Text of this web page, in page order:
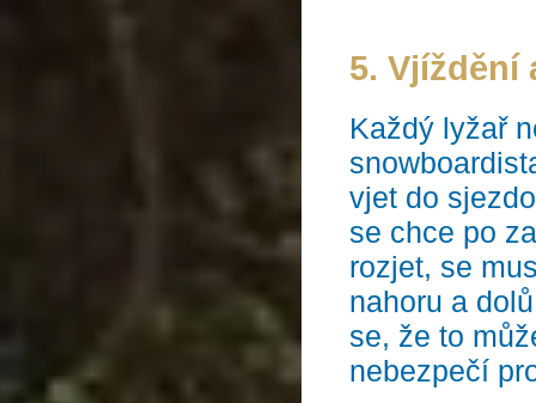
5. Vjíždění
Každý lyžař
vjet do
se chce po
rozjet, se
nahoru a
se, že to
nebezpečí